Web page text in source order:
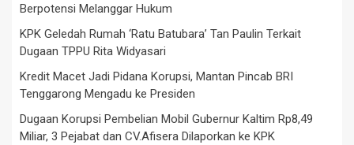
Berpotensi Melanggar Hukum
KPK Geledah Rumah ‘Ratu Batubara’ Tan Paulin Terkait
Dugaan TPPU Rita Widyasari
Kredit Macet Jadi Pidana Korupsi, Mantan Pincab BRI
Tenggarong Mengadu ke Presiden
Dugaan Korupsi Pembelian Mobil Gubernur Kaltim Rp8,49
Miliar, 3 Pejabat dan CV.Afisera Dilaporkan ke KPK